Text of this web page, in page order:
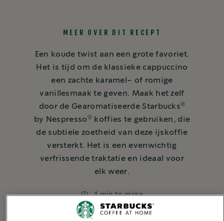
MEER OVER DIT RECEPT
Een koude twist aan een grote favoriet.
Het is tijd om de klassieke cappuccino
een zachte karamel- of romige
vanillesmaak te geven. Maak het zelf
door de Gearomatiseerde Starbucks®
by Nespresso ®
koffies te gebruiken, die
de subtiele zoetheid van deze ijskoffie
versterkt. Het is een evenwichtig
verfrissende traktatie en ideaal voor
elk weer.
4 min to make